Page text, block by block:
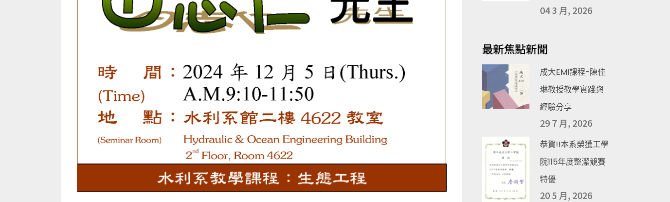
04 3 月, 2026
最新焦點新聞
成大EMI課程-陳佳
琳教授教學實踐與
經驗分享
29 7 月, 2026
恭賀!!本系榮獲工學
院115年度整潔競賽
特優
20 5 月, 2026